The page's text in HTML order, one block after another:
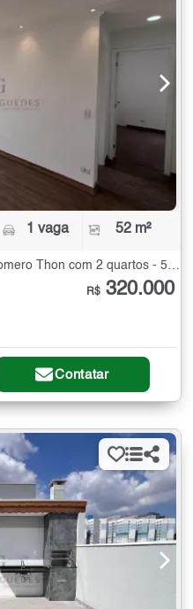
1 vaga 52 m²
Apartamento à Venda na Vila Homero Thon com 2 quartos - 52 m²
R$ 320.000
Contatar